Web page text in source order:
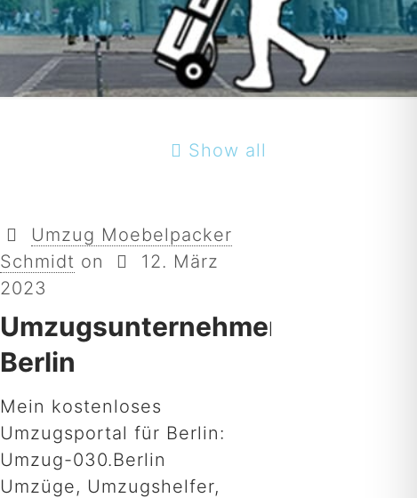
Show all
Umzug Moebelpacker
Schmidt on
12. März
2023
Umzugsunternehmen
Berlin
Mein kostenloses
Umzugsportal für Berlin:
Umzug-030.Berlin
Umzüge, Umzugshelfer,